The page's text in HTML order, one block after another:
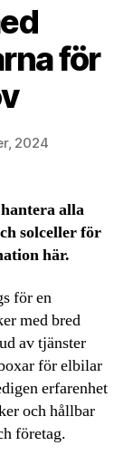
för
2024
alla
solceller för
här.
för en
med bred
av tjänster
för elbilar
erfarenhet
och hållbar
företag.